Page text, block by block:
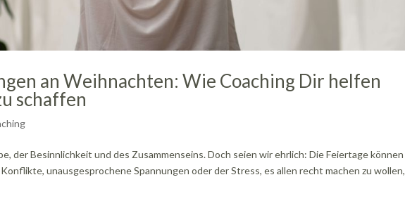
an Weihnachten: Wie Coaching Dir helfen
schaffen
der Besinnlichkeit und des Zusammenseins. Doch seien wir ehrlich: Die Feiertage können
unausgesprochene Spannungen oder der Stress, es allen recht machen zu wollen,